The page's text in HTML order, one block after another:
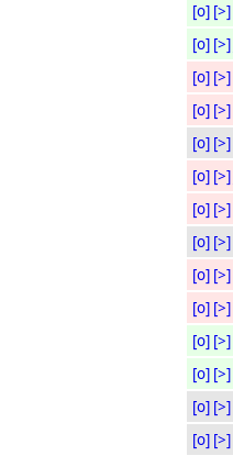
[o] [>]
[o] [>]
[o] [>]
[o] [>]
[o] [>]
[o] [>]
[o] [>]
[o] [>]
[o] [>]
[o] [>]
[o] [>]
[o] [>]
[o] [>]
[o] [>]